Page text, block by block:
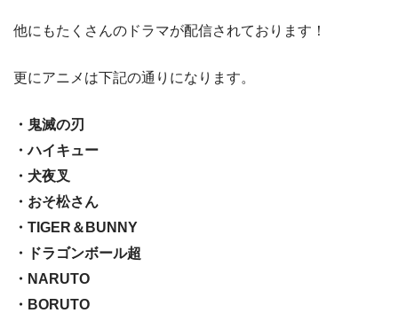
他にもたくさんのドラマが配信されております！
更にアニメは下記の通りになります。
・鬼滅の刃
・ハイキュー
・犬夜叉
・おそ松さん
・TIGER＆BUNNY
・ドラゴンボール超
・NARUTO
・BORUTO